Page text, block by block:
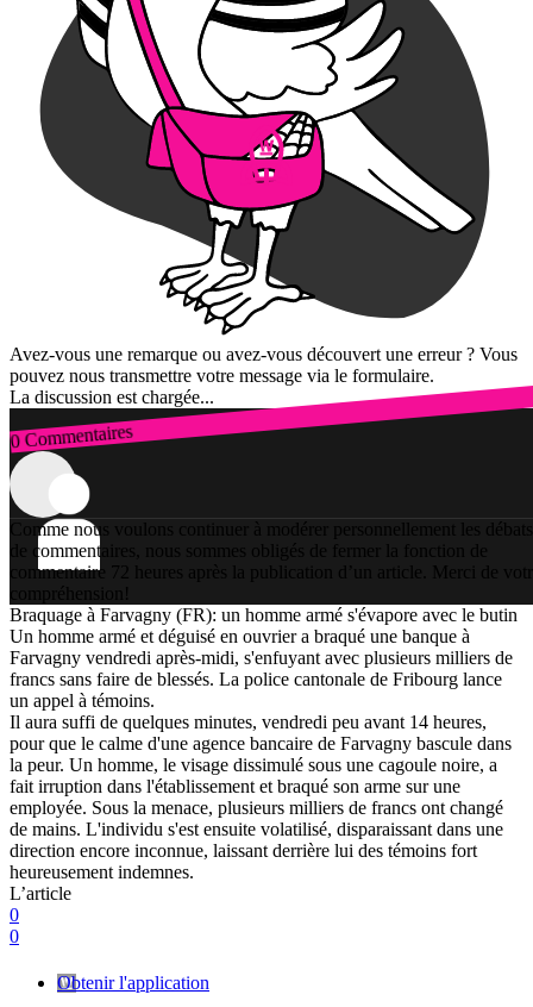
Avez-vous une remarque ou avez-vous découvert une erreur ? Vous
pouvez nous transmettre votre message via le formulaire.
La discussion est chargée...
0 Commentaires
Connexion
Comme nous voulons continuer à modérer personnellement les débats
de commentaires, nous sommes obligés de fermer la fonction de
commentaire 72 heures après la publication d’un article. Merci de
compréhension!
Braquage à Farvagny (FR): un homme armé s'évapore avec le butin
Un homme armé et déguisé en ouvrier a braqué une banque à
Farvagny vendredi après-midi, s'enfuyant avec plusieurs milliers de
francs sans faire de blessés. La police cantonale de Fribourg lance
un appel à témoins.
Il aura suffi de quelques minutes, vendredi peu avant 14 heures,
pour que le calme d'une agence bancaire de Farvagny bascule dans
la peur. Un homme, le visage dissimulé sous une cagoule noire, a
fait irruption dans l'établissement et braqué son arme sur une
employée. Sous la menace, plusieurs milliers de francs ont changé
de mains. L'individu s'est ensuite volatilisé, disparaissant dans une
direction encore inconnue, laissant derrière lui des témoins fort
heureusement indemnes.
L’article
0
0
Obtenir l'application